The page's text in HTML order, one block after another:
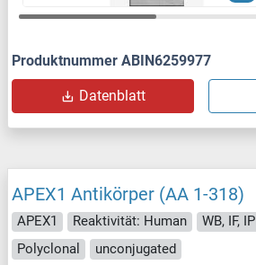
Produktnummer ABIN6259977
Datenblatt
APEX1 Antikörper (AA 1-318)
APEX1 Reaktivität: Human WB, IF, IP
Polyclonal
unconjugated